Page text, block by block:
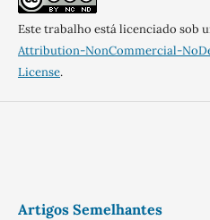
Este trabalho está licenciado sob
Attribution-NonCommercial-
License.
Artigos Semelhantes